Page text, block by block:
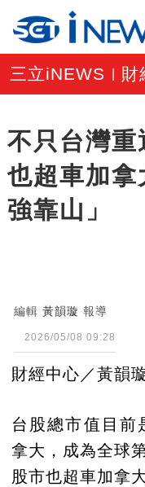
三立iNEWS 財
不只台灣重
也超車加
強靠山」
編輯 黃韻璇 報導
2026/05/08 09:28
財經中心／黃韻
台股總市值目前
拿大，成為全球
股市也超車加拿